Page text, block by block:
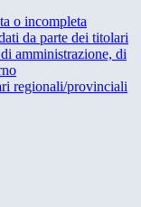
o incompleta
da parte dei titolari
amministrazione, di
regionali/provinciali